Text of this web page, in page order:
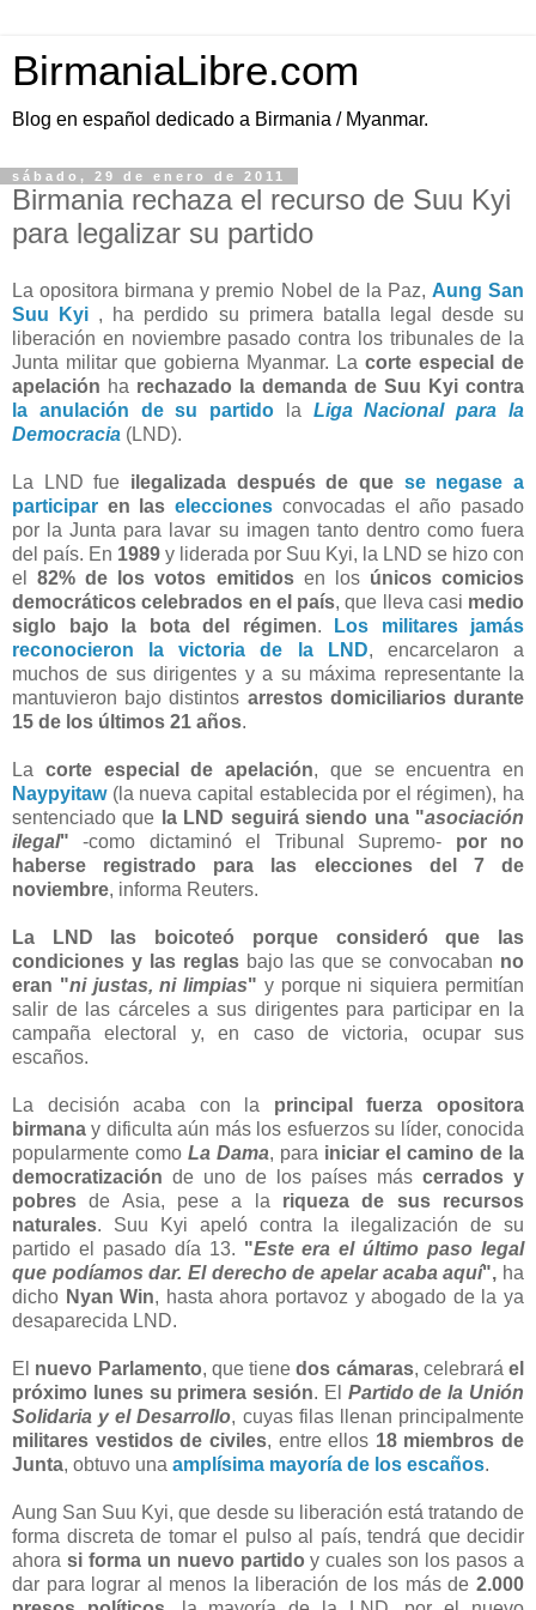
BirmaniaLibre.com
Blog en español dedicado a Birmania / Myanmar.
sábado, 29 de enero de 2011
Birmania rechaza el recurso de Suu Kyi
para legalizar su partido
La opositora birmana y premio Nobel de la Paz, Aung San
Suu Kyi , ha perdido su primera batalla legal desde su
liberación en noviembre pasado contra los tribunales de la
Junta militar que gobierna Myanmar. La corte especial de
apelación ha rechazado la demanda de Suu Kyi contra
la anulación de su partido la Liga Nacional para la
Democracia (LND).
La LND fue ilegalizada después de que se negase a
participar en laselecciones convocadas el año pasado
por la Junta para lavar su imagen tanto dentro como fuera
del país. En 1989 y liderada por Suu Kyi, la LND se hizo con
el82% de los votos emitidosen los únicos comicios
democráticos celebrados en el país, que lleva casi medio
siglo bajo la bota del régimen.
Los militares jamás
reconocieron la victoria de la LND, encarcelaron a
muchos de sus dirigentes y a su máxima representante la
mantuvieron bajo distintos arrestos domiciliarios durante
15 de los últimos 21 años.
La corte especial de apelación, que se encuentra en
Naypyitaw(la nueva capital establecida por el régimen), ha
sentenciado que la LND seguirá siendo una "asociación
ilegal" -como dictaminó el Tribunal Supremo- por no
haberse registrado para las elecciones del 7 de
noviembre, informa Reuters.
La LND las boicoteó porque consideró que las
condiciones y las reglasbajo las que se convocaban no
eran "ni justas, ni limpias" y porque ni siquiera permitían
salir de las cárceles a sus dirigentes para participar en la
campaña electoral y, en caso de victoria, ocupar sus
escaños.
La decisión acaba con la principal fuerza opositora
birmana y dificulta aún más los esfuerzos su líder, conocida
popularmente como La Dama, para iniciar el camino de la
democratización de uno de los países más cerrados y
pobres de Asia, pese a la riqueza de sus recursos
naturales. Suu Kyi apeló contra la ilegalización de su
partido el pasado día 13. "Este era el último paso legal
que podíamos dar. El derecho de apelar acaba aquí", ha
dicho Nyan Win, hasta ahora portavoz y abogado de la ya
desaparecida LND.
El nuevo Parlamento, que tienedos cámaras, celebrará el
próximo lunes su primera sesión. El Partido de la Unión
Solidaria y el Desarrollo, cuyas filas llenan principalmente
militares vestidos de civiles, entre ellos 18 miembros de
Junta, obtuvo una amplísima mayoría de los escaños.
Aung San Suu Kyi, que desde su liberación está tratando de
forma discreta de tomar el pulso al país, tendrá que decidir
ahora si forma un nuevo partido y cuales son los pasos a
dar para lograr al menos la liberación de los más de 2.000